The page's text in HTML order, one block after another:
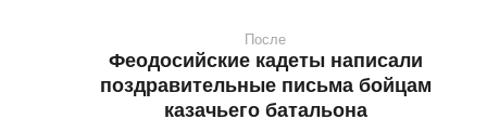
После
Феодосийские кадеты написали
поздравительные письма бойцам
казачьего батальона